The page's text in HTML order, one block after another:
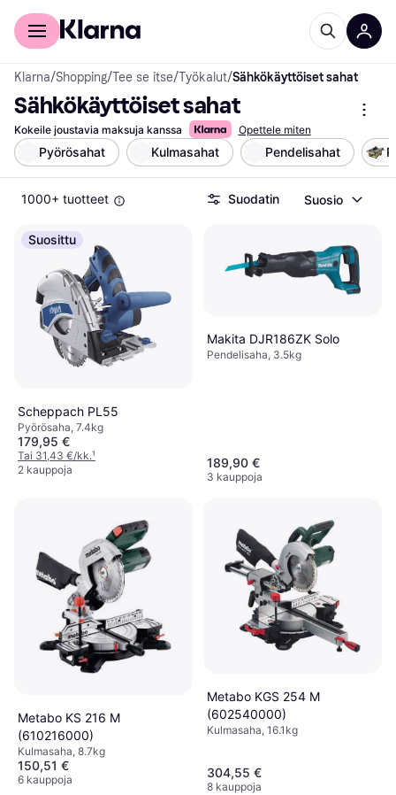
Kuluttajille
Klarna/Shopping/Tee se itse/Työkalut/Sähkökäyttöiset sahat
Sähkökäyttöiset sahat
Kokeile joustavia maksuja kanssa Opettele miten
Pyörösahat Kulmasahat Pendelisahat
1000+ tuotteet Suodatin Suosio
Suosittu
Scheppach PL55
Pyörösaha, 7.4kg
179,95 €
Tai 31,43 €/kk.¹
2 kauppoja
Makita DJR186ZK Solo
Pendelisaha, 3.5kg
189,90 €
3 kauppoja
Metabo KS 216 M
(610216000)
Kulmasaha, 8.7kg
150,51 €
6 kauppoja
Metabo KGS 254 M
(602540000)
Kulmasaha, 16.1kg
304,55 €
8 kauppoja